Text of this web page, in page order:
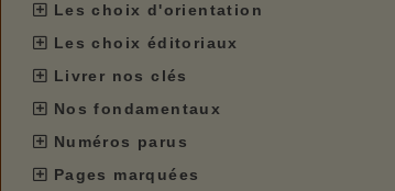
Les choix d'orientation
Les choix éditoriaux
Livrer nos clés
Nos fondamentaux
Numéros parus
Pages marquées